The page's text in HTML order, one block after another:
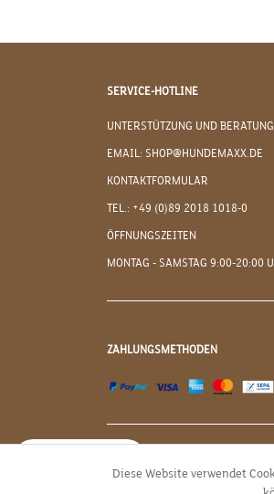
SERVICE-HOTLINE
UNTERSTÜTZUNG UND
EMAIL: SHOP@HUNDEMAXX.DE
KONTAKTFORMULAR
TEL.: +49 (0)89 2018 1018-0
ÖFFNUNGSZEITEN
MONTAG - SAMSTAG 9:00-20:00
ZAHLUNGSMETHODEN
Diese Website verwendet